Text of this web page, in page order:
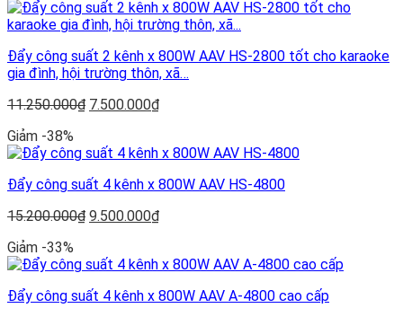
2.500.000₫.là:
1.500.000₫.
Đẩy công suất 2 kênh x 800W AAV HS-2800 tốt cho karaoke
gia đình, hội trường thôn, xã…
11.250.000₫ Giá
11.250.000₫.
7.500.000₫Giá
là:
Giảm -38%
Đẩy công suất 4 kênh x 800W AAV HS-4800
15.200.000₫ Giá
15.200.000₫.
9.500.000₫Giá
là:
Giảm -33%
Đẩy công suất 4 kênh x 800W AAV A-4800 cao cấp